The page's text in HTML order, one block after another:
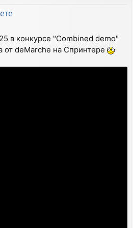
в конкурсе "Combined demo"
от deMarche на Спринтере